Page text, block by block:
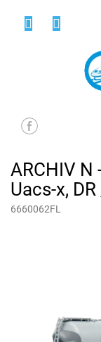
ARCHIV N
Uacs-x,
6660062FL